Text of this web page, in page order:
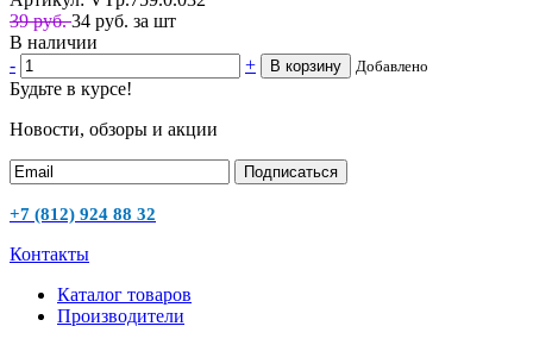
39 руб.34 руб. за шт
В наличии
-
+ В корзину Добавлено
Будьте в курсе!
Новости, обзоры и акции
Подписаться
+7 (812) 924 88 32
Контакты
Каталог товаров
Производители